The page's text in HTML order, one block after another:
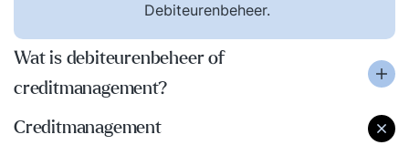
Debiteurenbeheer.
Wat is debiteurenbeheer of
creditmanagement?
Creditmanagement